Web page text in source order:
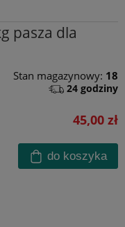
pasza dla
Stan magazynowy: 18
24 godziny
45,00 zł
do koszyka